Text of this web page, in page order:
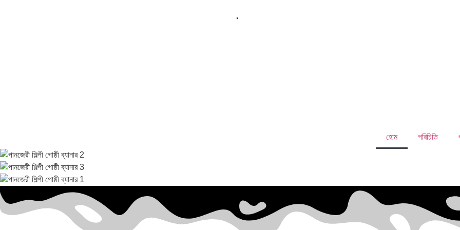
.
হোম পরিচিতি